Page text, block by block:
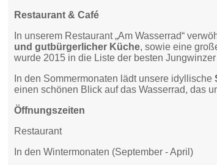
Restaurant & Café
In unserem Restaurant „Am Wasserrad“
und gutbürgerlicher Küche, sowie eine
wurde 2015 in die Liste der besten
In den Sommermonaten lädt unsere idyllische
einen schönen Blick auf das Wasserrad, das
Öffnungszeiten
Restaurant
In den Wintermonaten (September - April)